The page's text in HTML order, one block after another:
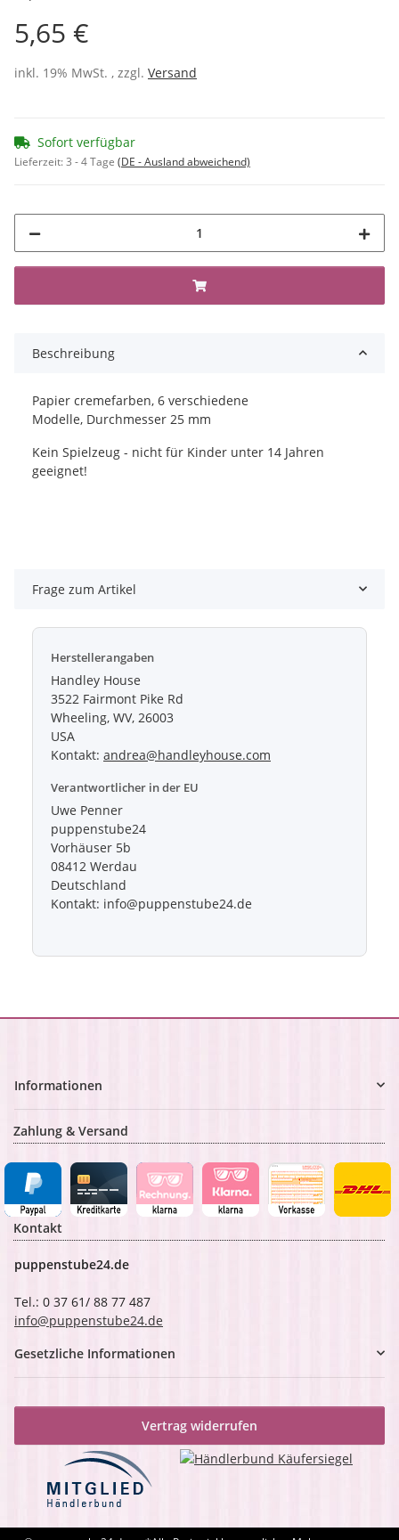
5,65 €
inkl. 19% MwSt. , zzgl. Versand
Sofort verfügbar
Lieferzeit:3 - 4 Tage (DE - Ausland abweichend)
Beschreibung
Papier cremefarben, 6 verschiedene
Modelle, Durchmesser 25 mm
Kein Spielzeug - nicht für Kinder unter 14 Jahren
geeignet!
Frage zum Artikel
Herstellerangaben
Handley House
3522 Fairmont Pike Rd
Wheeling, WV, 26003
USA
Kontakt: andrea@handleyhouse.com
Verantwortlicher in der EU
Uwe Penner
puppenstube24
Vorhäuser 5b
08412 Werdau
Deutschland
Kontakt: info@puppenstube24.de
Informationen
Zahlung & Versand
Kontakt
puppenstube24.de
Tel.: 0 37 61/ 88 77 487
info@puppenstube24.de
Gesetzliche Informationen
Vertrag widerrufen